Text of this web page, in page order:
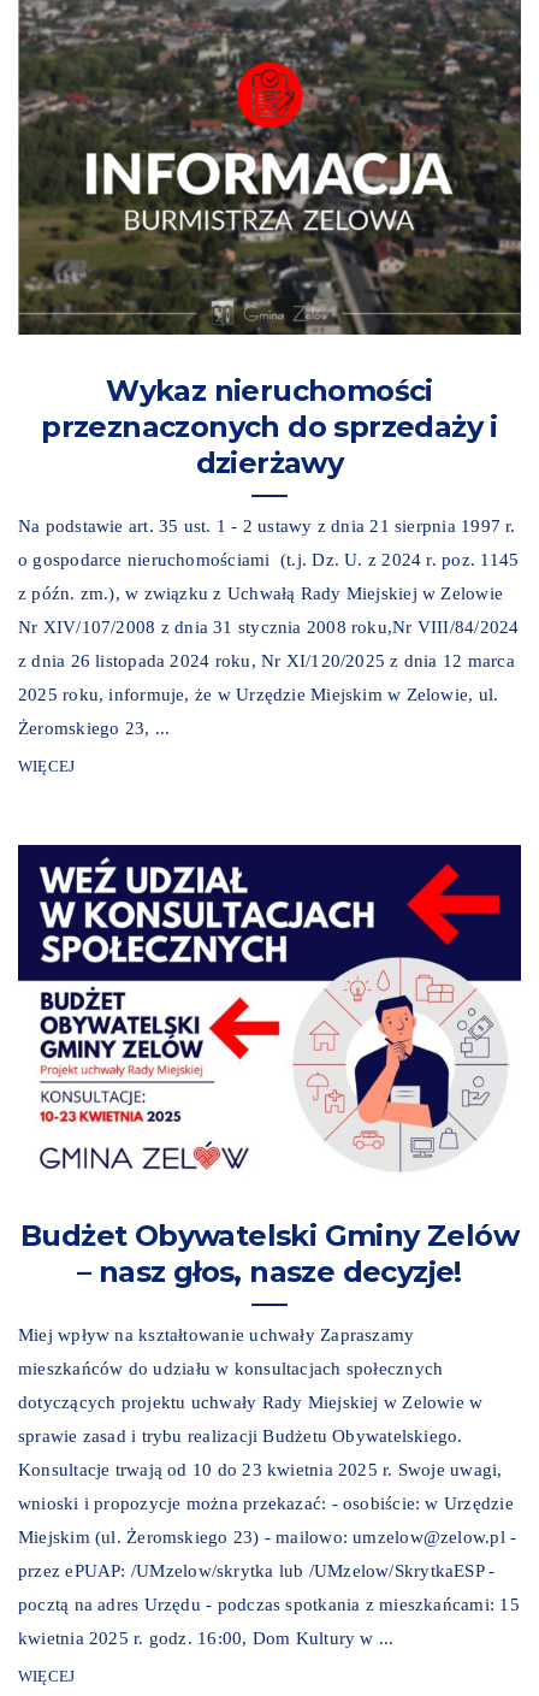
Wykaz nieruchomości
przeznaczonych do sprzedaży i
dzierżawy
Na podstawie art. 35 ust. 1 - 2 ustawy z dnia 21 sierpnia 1997 r.
o gospodarce nieruchomościami (t.j. Dz. U. z 2024 r. poz. 1145
z późn. zm.), w związku z Uchwałą Rady Miejskiej w Zelowie
Nr XIV/107/2008 z dnia 31 stycznia 2008 roku,Nr VIII/84/2024
z dnia 26 listopada 2024 roku, Nr XI/120/2025 z dnia 12 marca
2025 roku, informuje, że w Urzędzie Miejskim w Zelowie, ul.
Żeromskiego 23, ...
WIĘCEJ
Budżet Obywatelski Gminy Zelów
– nasz głos, nasze decyzje!
Miej wpływ na kształtowanie uchwały Zapraszamy
mieszkańców do udziału w konsultacjach społecznych
dotyczących projektu uchwały Rady Miejskiej w Zelowie w
sprawie zasad i trybu realizacji Budżetu Obywatelskiego.
Konsultacje trwają od 10 do 23 kwietnia 2025 r. Swoje uwagi,
wnioski i propozycje można przekazać: - osobiście: w Urzędzie
Miejskim (ul. Żeromskiego 23) - mailowo: umzelow@zelow.pl -
przez ePUAP: /UMzelow/skrytka lub /UMzelow/SkrytkaESP -
pocztą na adres Urzędu - podczas spotkania z mieszkańcami: 15
kwietnia 2025 r. godz. 16:00, Dom Kultury w ...
WIĘCEJ